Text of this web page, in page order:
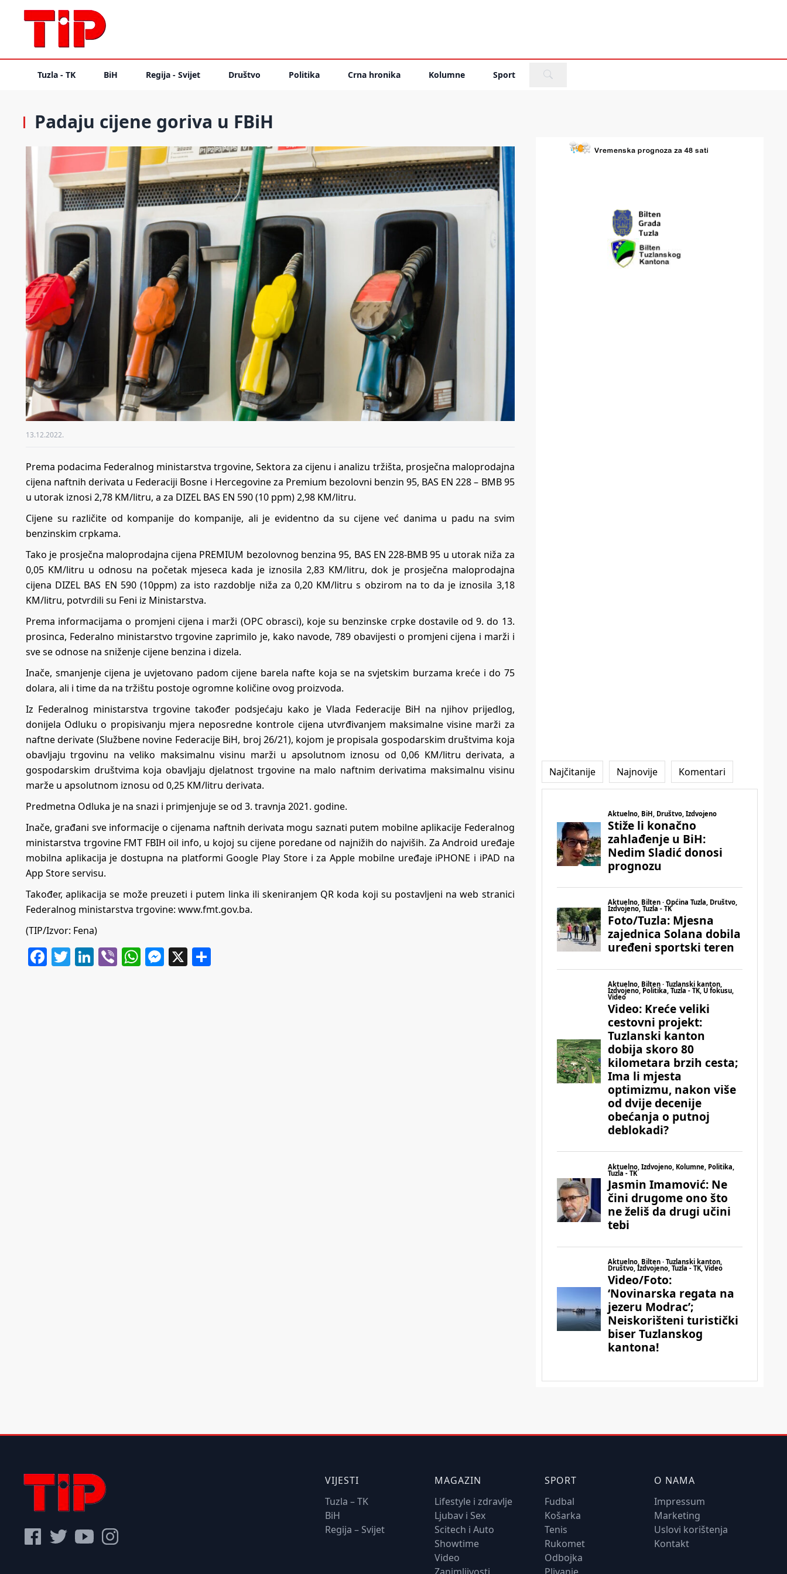
Tuzla - TK BiH Regija - Svijet Društvo Politika Crna hronika Kolumne Sport
Padaju cijene goriva u FBiH
13.12.2022.
Prema podacima Federalnog ministarstva trgovine, Sektora za cijenu i analizu tržišta, prosječna maloprodajna
cijena naftnih derivata u Federaciji Bosne i Hercegovine za Premium bezolovni benzin 95, BAS EN 228 – BMB 95
u utorak iznosi 2,78 KM/litru, a za DIZEL BAS EN 590 (10 ppm) 2,98 KM/litru.
Cijene su različite od kompanije do kompanije, ali je evidentno da su cijene već danima u padu na svim
benzinskim crpkama.
Tako je prosječna maloprodajna cijena PREMIUM bezolovnog benzina 95, BAS EN 228-BMB 95 u utorak niža za
0,05 KM/litru u odnosu na početak mjeseca kada je iznosila 2,83 KM/litru, dok je prosječna maloprodajna
cijena DIZEL BAS EN 590 (10ppm) za isto razdoblje niža za 0,20 KM/litru s obzirom na to da je iznosila 3,18
KM/litru, potvrdili su Feni iz Ministarstva.
Prema informacijama o promjeni cijena i marži (OPC obrasci), koje su benzinske crpke dostavile od 9. do 13.
prosinca, Federalno ministarstvo trgovine zaprimilo je, kako navode, 789 obavijesti o promjeni cijena i marži i
sve se odnose na sniženje cijene benzina i dizela.
Inače, smanjenje cijena je uvjetovano padom cijene barela nafte koja se na svjetskim burzama kreće i do 75
dolara, ali i time da na tržištu postoje ogromne količine ovog proizvoda.
Iz Federalnog ministarstva trgovine također podsjećaju kako je Vlada Federacije BiH na njihov prijedlog,
donijela Odluku o propisivanju mjera neposredne kontrole cijena utvrđivanjem maksimalne visine marži za
naftne derivate (Službene novine Federacije BiH, broj 26/21), kojom je propisala gospodarskim društvima koja
obavljaju trgovinu na veliko maksimalnu visinu marži u apsolutnom iznosu od 0,06 KM/litru derivata, a
gospodarskim društvima koja obavljaju djelatnost trgovine na malo naftnim derivatima maksimalnu visinu
marže u apsolutnom iznosu od 0,25 KM/litru derivata.
Predmetna Odluka je na snazi i primjenjuje se od 3. travnja 2021. godine.
Inače, građani sve informacije o cijenama naftnih derivata mogu saznati putem mobilne aplikacije Federalnog
ministarstva trgovine FMT FBIH oil info, u kojoj su cijene poredane od najnižih do najviših. Za Android uređaje
mobilna aplikacija je dostupna na platformi Google Play Store i za Apple mobilne uređaje iPHONE i iPAD na
App Store servisu.
Također, aplikacija se može preuzeti i putem linka ili skeniranjem QR koda koji su postavljeni na web stranici
Federalnog ministarstva trgovine: www.fmt.gov.ba.
(TIP/Izvor: Fena)
Facebook
Twitter
LinkedIn
ViberWhatsApp
Messenger
X
Najčitanije Najnovije Komentari
VIJESTI
Tuzla – TK
BiH
Regija – Svijet
MAGAZIN
Lifestyle i zdravlje
Ljubav i Sex
Scitech i Auto
Showtime
Video
Zanimljivosti
SPORT
Fudbal
Košarka
Tenis
Rukomet
Odbojka
Plivanje
O NAMA
Impressum
Marketing
Uslovi korištenja
Kontakt